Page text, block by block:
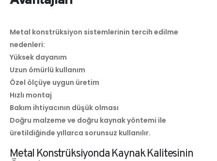
Metal konstrüksiyon sistemlerinin tercih edilme
nedenleri:
Yüksek dayanım
Uzun ömürlü kullanım
Özel ölçüye uygun üretim
Hızlı montaj
Bakım ihtiyacının düşük olması
Doğru malzeme ve doğru kaynak yöntemi ile
üretildiğinde yıllarca sorunsuz kullanılır.
Metal Konstrüksiyonda Kaynak Kalitesinin